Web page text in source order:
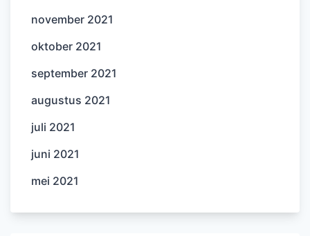
november 2021
oktober 2021
september 2021
augustus 2021
juli 2021
juni 2021
mei 2021